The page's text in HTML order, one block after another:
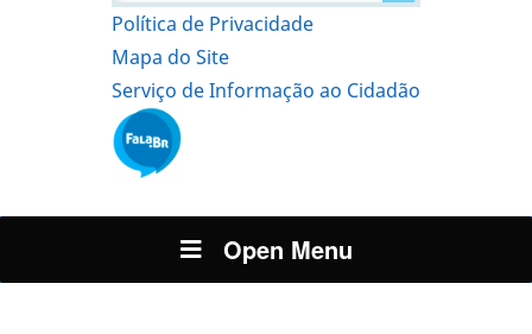
Política de Privacidade
Mapa do Site
Serviço de Informação ao Cidadão
Open Menu